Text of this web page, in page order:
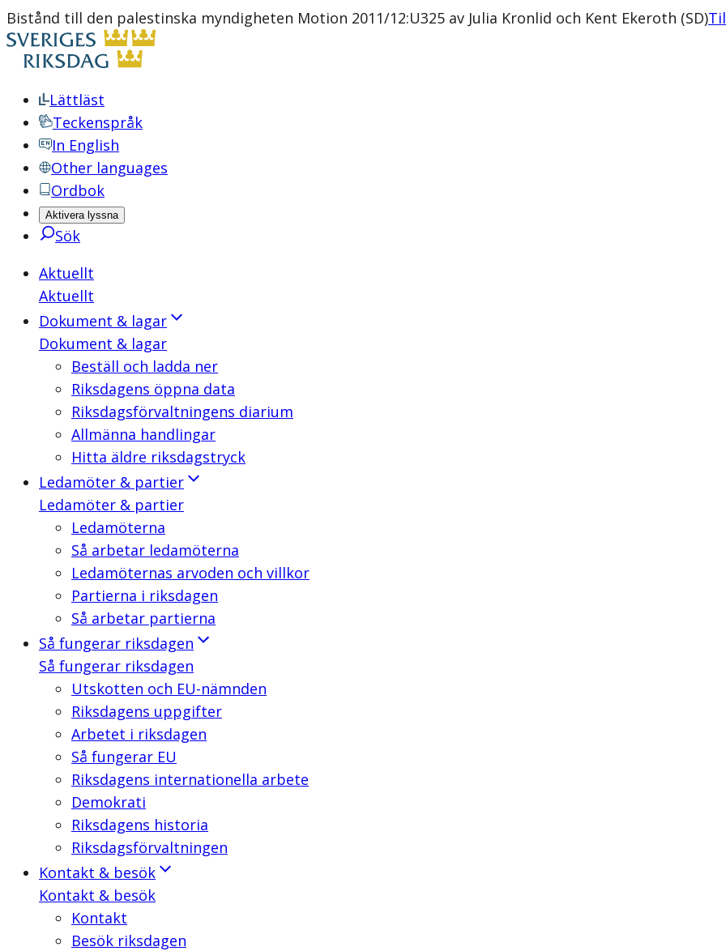
Bistånd till den palestinska myndigheten Motion 2011/12:U325 av Julia Kronlid och Kent Ekeroth (SD)
Lättläst
Teckenspråk
In English
Other languages
Ordbok
Aktivera lyssna
Sök
Aktuellt
Aktuellt
Dokument & lagar
Dokument & lagar
Beställ och ladda ner
Riksdagens öppna data
Riksdagsförvaltningens diarium
Allmänna handlingar
Hitta äldre riksdagstryck
Ledamöter & partier
Ledamöter & partier
Ledamöterna
Så arbetar ledamöterna
Ledamöternas arvoden och villkor
Partierna i riksdagen
Så arbetar partierna
Så fungerar riksdagen
Så fungerar riksdagen
Utskotten och EU-nämnden
Riksdagens uppgifter
Arbetet i riksdagen
Så fungerar EU
Riksdagens internationella arbete
Demokrati
Riksdagens historia
Riksdagsförvaltningen
Kontakt & besök
Kontakt & besök
Kontakt
Besök riksdagen